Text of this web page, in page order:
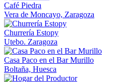
Café Piedra
Vera de Moncayo, Zaragoza
Churrería Estopy
Utebo. Zaragoza
Casa Paco en el Bar Murillo
Boltaña, Huesca